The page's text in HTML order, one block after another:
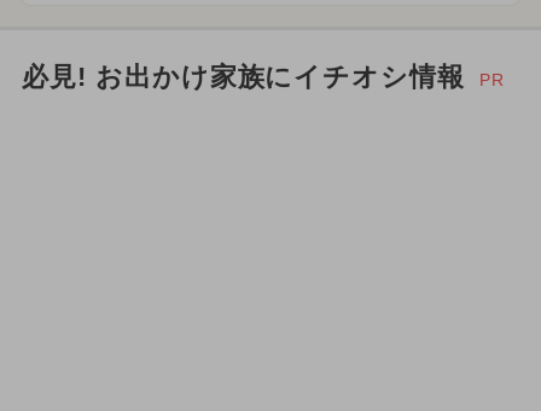
必見! お出かけ家族にイチオシ情報 PR